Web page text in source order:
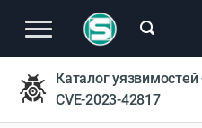
Каталог уязвимостей
CVE-2023-42817